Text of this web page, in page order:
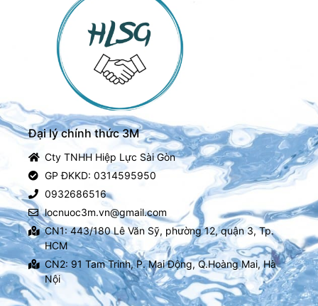
Đại lý chính thức 3M
Cty TNHH Hiệp Lực Sài Gòn
GP ĐKKD: 0314595950
0932686516
locnuoc3m.vn@gmail.com
CN1: 443/180 Lê Văn Sỹ, phường 12, quận 3, Tp.
HCM
CN2: 91 Tam Trinh, P. Mai Động, Q.Hoàng Mai, Hà
Nội